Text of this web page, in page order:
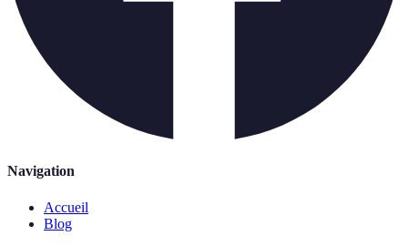
Navigation
Accueil
Blog